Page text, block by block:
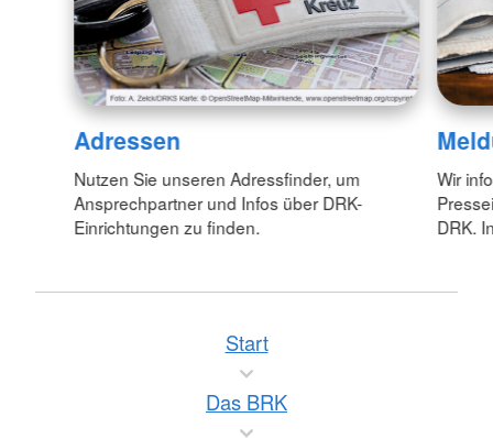
Adressen
Nutzen Sie unseren Adressfinder, um
Ansprechpartner und Infos über DRK-
Einrichtungen zu finden.
Wir
DRK.
Start
Das BRK